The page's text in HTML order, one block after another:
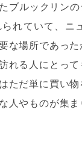
ブルックリン
れていて、ニ
な場所であっ
れる人にとっ
ただ単に買い
人やものが集